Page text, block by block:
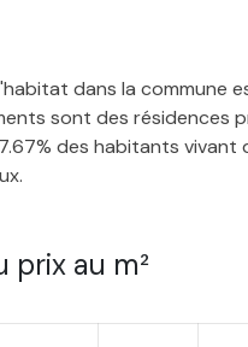
dans la commune
sont des résidences
des habitants vivant
prix au m²